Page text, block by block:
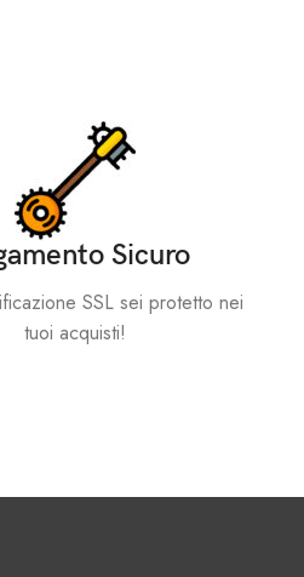
Sicuro
SSL sei protetto nei
tuoi acquisti!